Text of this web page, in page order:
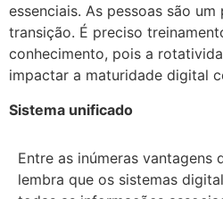
essenciais. As pessoas são
transição. É preciso
conhecimento, pois a
impactar a maturidade digital
Sistema unificado
Entre as inúmeras vantagens
lembra que os sistemas